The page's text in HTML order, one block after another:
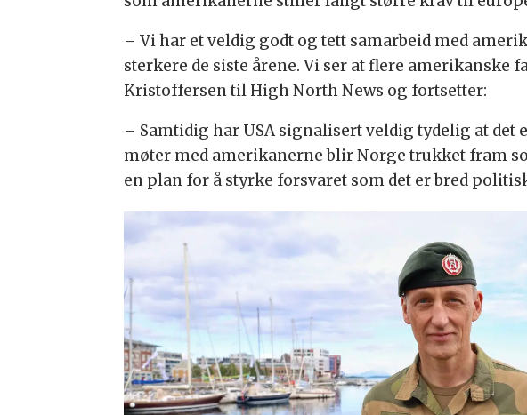
– Vi har et veldig godt og tett samarbeid med
sterkere de siste årene. Vi ser at flere
Kristoffersen til High North News og fortsetter:
– Samtidig har USA signalisert veldig tydelig at det
møter med amerikanerne blir Norge trukket fram
en plan for å styrke forsvaret som det er bred